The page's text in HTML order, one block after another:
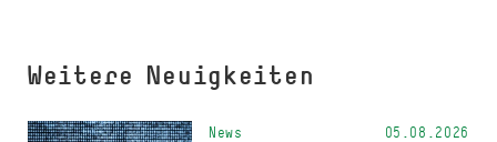
Weitere Neuigkeiten
News 05.08.2026